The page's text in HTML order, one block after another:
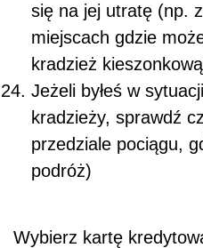
się na jej utratę (np.
miejscach gdzie
kradzież
Jeżeli byłeś w
kradzieży, sprawdź
przedziale pociągu,
podróż)
Wybierz kartę